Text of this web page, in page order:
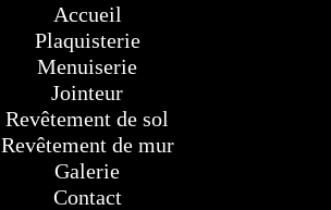
Accueil
Plaquisterie
Menuiserie
Jointeur
Revêtement de sol
Revêtement de mur
Galerie
Contact